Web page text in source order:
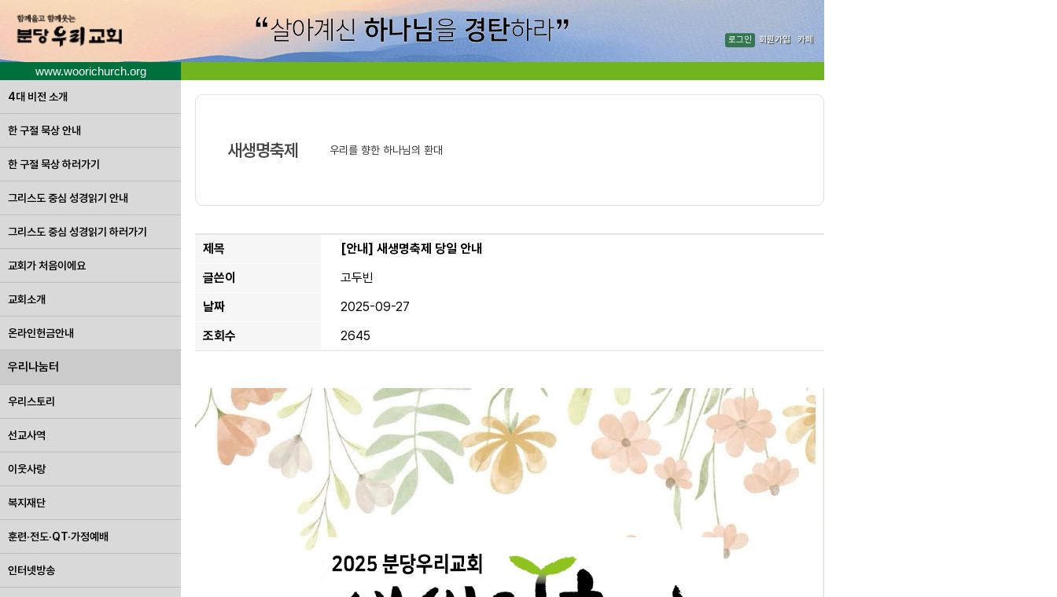
로그인 회원가입 카페
www.woorichurch.org
4대 비전 소개
한 구절 묵상 안내
한 구절 묵상 하러가기
그리스도 중심 성경읽기 안내
그리스도 중심 성경읽기 하러가기
교회가 처음이에요
교회소개
온라인헌금안내
우리나눔터
우리스토리
선교사역
이웃사랑
복지재단
훈련·전도·QT·가정예배
인터넷방송
새생명축제 우리를 향한 하나님의 환대
제목 [안내] 새생명축제 당일 안내
글쓴이
고두빈
날짜
2025-09-27
조회수
2645